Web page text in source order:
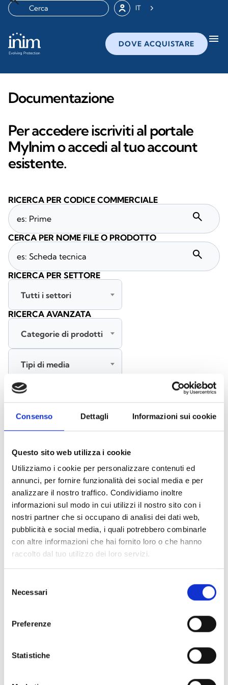
Consenso Dettagli Informazioni sui cookie
Questo sito web utilizza i cookie
Utilizziamo i cookie per personalizzare contenuti ed
annunci, per fornire funzionalità dei social media e per
analizzare il nostro traffico. Condividiamo inoltre
informazioni sul modo in cui utilizzi il nostro sito con i
nostri partner che si occupano di analisi dei dati web,
pubblicità e social media, i quali potrebbero combinarle
con altre informazioni che hai fornito loro o che hanno
raccolto dal tuo utilizzo dei loro servizi.
delNecessari
Preferenze
Statistiche
IT
DOVE ACQUISTARE menu
Documentazione
Per accedere iscriviti al portale
MyInim o accedi al tuo account
esistente.
Accessori Basi EB00 - Materiali(47)
Accessori per test dei rivelatori - Materiali
Accessori rivelatori Enea
Accessori Senseware
Accessori Serie Industrial
Air2-Aria/W
Documenti
Seleziona tutti
Accedi, prima di scaricare i contenuti con icona
lock
RICERCA PER CODICE COMMERCIALE
search
CERCA PER NOME FILE O PRODOTTO
search
RICERCA PER SETTORE
Tutti i settori
RICERCA AVANZATA
Categorie di prodotti
Tipi di media
Tutte le lingue
CERCA